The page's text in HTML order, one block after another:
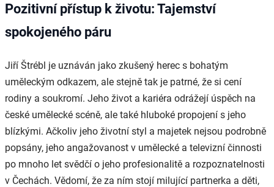
Pozitivní přístup k životu: Tajemství
spokojeného páru
Jiří Štrébl je uznáván jako zkušený herec s bohatým
uměleckým odkazem, ale stejně tak je patrné, že si cení
rodiny a soukromí. Jeho život a kariéra odrážejí úspěch na
české umělecké scéně, ale také hluboké propojení s jeho
blízkými. Ačkoliv jeho životní styl a majetek nejsou podrobně
popsány, jeho angažovanost v umělecké a televizní činnosti
po mnoho let svědčí o jeho profesionalitě a rozpoznatelnosti
v Čechách. Vědomí, že za ním stojí milující partnerka a děti,